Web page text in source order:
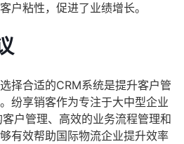
户粘性，促进了业绩增长。
择合适的CRM系统是提升客户管
纷享销客作为专注于大中型企业
户管理、高效的业务流程管理和
有效帮助国际物流企业提升效率